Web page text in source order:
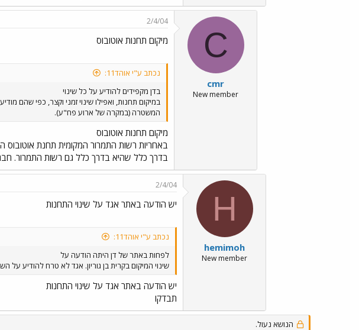
C
cmr
New member
2/4/04
מיקום תחנות אוטובוס
נכתב ע"י אוהד11:
בדן מקפידים להודיע על כל שינוי
במיקום תחנות, ואפילו שינוי זמני וקצר, כפי שהם
המשטרה (במקרה של ארוע פח"ע).
מיקום תחנות אוטובוס
בדרך כלל שהיא בדרך כלל גם רשות התמרור.
H
hemimoh
New member
2/4/04
יש הודעה באתר אגד על שינוי התחנות
נכתב ע"י אוהד11:
לפחות באתר של דן היתה הודעה על
שינוי המיקום בקרית בן גוריון. אגד לא טרח להודיע על
יש הודעה באתר אגד על שינוי התחנות
תבדקו
הנושא נעול.